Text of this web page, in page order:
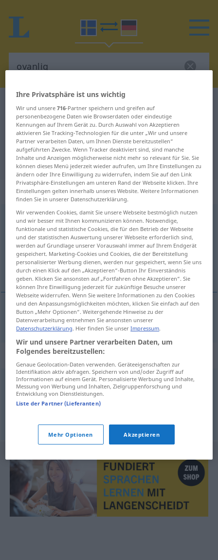
Schwedisch-Deutsch Übersetzung
für "ovanlig"
"ovanlig" Deutsch Übersetzung
„ovanlig“: Adjektiv, Eigenschaftswort
ovanlig [˅uːvɑːnli(g)]adj
Übersicht aller Übersetzungen
(Für mehr Details die Übersetzung anklicken/antippen)
ungewöhnlich, außergewöhnlich
ungewöhnlich,außergewöhnlich ovanlig
Synonyme für "ovanlig"
exceptionell,unik,sällsynthet,osedvanlig,sällsam
speciell,udda,sällsynt,säregen
© LibreOffice
Ihre Privatsphäre ist uns wichtig
Wir und unsere716-Partner speichern und greifen auf
personenbezogene Daten wie Browserdaten oder eindeutige
Kennungen auf Ihrem Gerät zu. Durch Auswahl von Akzeptieren
aktivieren Sie Tracking-Technologien für die unter „Wir und unsere
Partner verarbeiten Daten, um Ihnen Dienste bereitzustellen“
aufgeführten Zwecke. Wenn Tracker deaktiviert sind, sind manche
Inhalte und Anzeigen möglicherweise nicht mehr so relevant für Sie. Sie
können dieses Menü jederzeit wieder aufrufen, um Ihre Einstellungen zu
ändern oder Ihre Einwilligung zu widerrufen, indem Sie auf den Link
Privatsphäre-Einstellungen am unteren Rand der Webseite klicken. Ihre
Einstellungen gelten innerhalb unseres Website. Weitere Informationen
finden Sie in unserer Datenschutzerklärung.
Wir verwenden Cookies, damit Sie unsere Webseite bestmöglich nutzen
und wir besser mit Ihnen kommunizieren können. Notwendige,
funktionale und statistische Cookies, die für den Betrieb der Webseite
und der statistischen Auswertung unserer Webseite erforderlich sind,
werden auf Grundlage unserer Vorauswahl immer auf Ihrem Endgerät
gespeichert. Marketing-Cookies und Cookies, die der Bereitstellung
personalisierter Werbung dienen, werden nur gespeichert, wenn Sie uns
durch einen Klick auf den „Akzeptieren“-Button Ihr Einverständnis
geben. Klicken Sie ansonsten auf „Fortfahren ohne Akzeptieren“. Sie
können Ihre Einwilligung jederzeit für zukünftige Besuche unserer
Webseite widerrufen. Wenn Sie weitere Informationen zu den Cookies
und den Anpassungsmöglichkeiten möchten, klicken Sie einfach auf den
Button „Mehr Optionen“. Weitergehende Hinweise zu der
Datenverarbeitung entnehmen Sie ansonsten unserer
Datenschutzerklärung. Hier finden Sie unserImpressum.
Wir und unsere Partner verarbeiten Daten, um
Folgendes bereitzustellen:
Genaue Geolocation-Daten verwenden. Geräteeigenschaften zur
Identifikation aktiv abfragen. Speichern von und/oder Zugriff auf
Informationen auf einem Gerät. Personalisierte Werbung und Inhalte,
Messung von Werbung und Inhalten, Zielgruppenforschung und
Entwicklung von Dienstleistungen.
Liste der Partner (Lieferanten)
Mehr Optionen Akzeptieren